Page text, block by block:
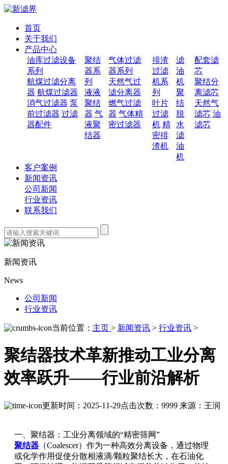
首页
关于我们
产品中心
油库过滤设备
系列
航煤过滤分离
器 航煤过滤器
消气过滤器 泵
前过滤器 过滤
器配件
聚结
器系
列
液液
聚结
器 气
液聚
结器
气体过滤
器系列
天然气过
滤分离器
燃气过滤
器 气体精
密过滤器
排渣
过滤
机系
列
叶片
过滤
机 精
密排
渣机
滤
油
机
聚
结
脱
水
滤
油
机
配套滤
芯
聚结分
离滤芯
天然气
滤芯 油
滤芯
客户案例
新闻资讯
公司新闻
行业资讯
联系我们
新闻资讯
News
公司新闻
行业资讯
当前位置： 主页 > 新闻资讯 > 行业资讯 >
聚结器技术革新推动工业分离
效率跃升——行业前沿解析
更新时间：2025-11-29点击次数：9999 来源：王润
一、聚结器：工业分离领域的“精密筛网”
聚结器 （Coalescer）作为一种高效分离设备，通过物理
或化学作用促使分散相液滴/颗粒聚结长大，在石油化